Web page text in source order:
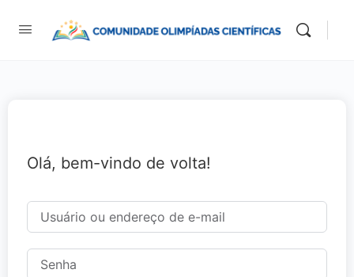
Olá, bem-vindo de volta!